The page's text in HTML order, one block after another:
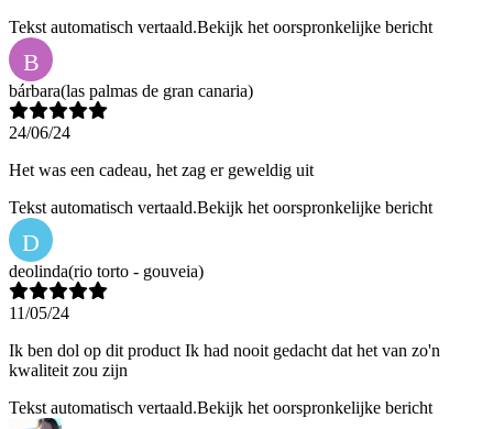
Tekst automatisch vertaald.Bekijk het oorspronkelijke bericht
B
bárbara(las palmas de gran canaria)
24/06/24
Het was een cadeau, het zag er geweldig uit
Tekst automatisch vertaald.Bekijk het oorspronkelijke bericht
D
deolinda(rio torto - gouveia)
11/05/24
Ik ben dol op dit product Ik had nooit gedacht dat het van zo'n
kwaliteit zou zijn
Tekst automatisch vertaald.Bekijk het oorspronkelijke bericht